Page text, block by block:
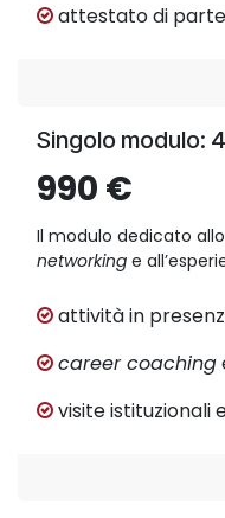
attestato di
Singolo modulo: 4
990 €
Il modulo dedicato
networking e
attività in
career coaching
visite istituzionali